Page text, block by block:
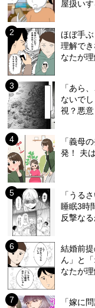
屋扱いす
ほぼ手
理解で
なたが理
「あら
ないで
視？悪
「義母
発！ 夫
「うる
睡眠3時
反撃なる
結婚前
ん」と
なたが理
「嫁に